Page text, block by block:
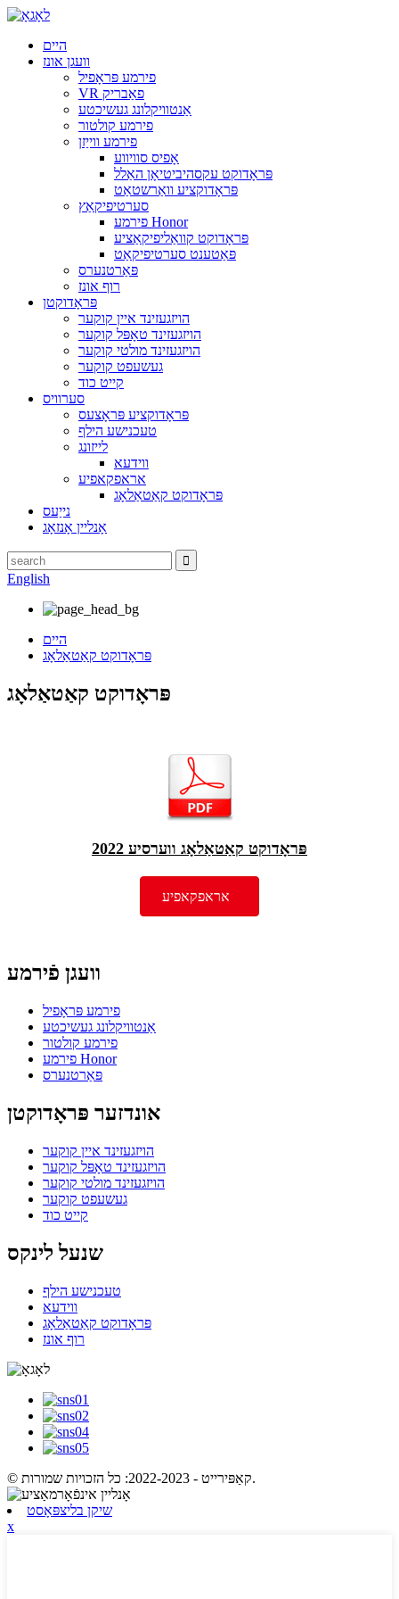
היים
וועגן אונז
פירמע פּראָפיל
VR פאַבריק
אַנטוויקלונג געשיכטע
פירמע קולטור
פירמע ווייַזן
אָפיס סוויווע
פּראָדוקט עקסהיביטיאָן האַלל
פּראָדוקציע וואַרשטאַט
סערטיפיקאַץ
פירמע Honor
פּראָדוקט קוואַליפיקאַציע
פּאַטענט סערטיפיקאַט
פּאַרטנערס
רוף אונז
פּראָדוקטן
הויזגעזינד איין קוקער
הויזגעזינד טאָפּל קוקער
הויזגעזינד מולטי קוקער
געשעפט קוקער
קייט כוד
סערוויס
פּראָדוקציע פּראָצעס
טעכנישע הילף
לייזונג
ווידעא
אראפקאפיע
פּראָדוקט קאַטאַלאָג
נייַעס
אָנליין אָנזאָג
English
היים
פּראָדוקט קאַטאַלאָג
פּראָדוקט קאַטאַלאָג
פּראָדוקט קאַטאַלאָג ווערסיע 2022
אראפקאפיע
וועגן פֿירמע
פירמע פּראָפיל
אַנטוויקלונג געשיכטע
פירמע קולטור
פירמע Honor
פּאַרטנערס
אונדזער פּראָדוקטן
הויזגעזינד איין קוקער
הויזגעזינד טאָפּל קוקער
הויזגעזינד מולטי קוקער
געשעפט קוקער
קייט כוד
שנעל לינקס
טעכנישע הילף
ווידעא
פּראָדוקט קאַטאַלאָג
רוף אונז
© קאַפּירייט - 2022-2023: כל הזכויות שמורות.
שיקן בליצפּאָסט
x